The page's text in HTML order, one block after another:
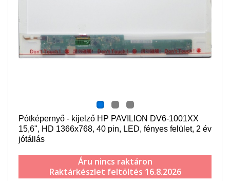
Pótképernyő - kijelző HP PAVILION DV6-1001XX
15,6", HD 1366x768, 40 pin, LED, fényes felület, 2 év
jótállás
Áru nincs raktáron
Raktárkészlet feltöltés 16.8.2026